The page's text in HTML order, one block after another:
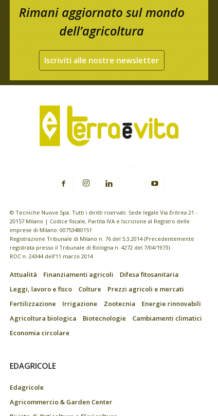
Rimani aggiornato sul mondo
dell’agricoltura
Iscriviti alle nostre newsletter
© Tecniche Nuove Spa. Tutti i diritti riservati. Sede legale Via Eritrea 21 -
20157 Milano | Codice fiscale, Partita IVA e Iscrizione al Registro delle
imprese di Milano: 00753480151
Registrazione Tribunale di Milano n. 76 del 5.3.2014 (Precedentemente
registrata presso il Tribunale di Bologna n. 4272 del 7/04/1973)
ROC n. 24344 dell’11 marzo 2014
Attualità Finanziamenti agricoli
Difesa fitosanitaria
Leggi, lavoro e fisco
Colture
Prezzi agricoli e mercati
Fertilizzazione
Irrigazione Zootecnia
Energie rinnovabili
Agricoltura biologica
Biotecnologie
Cambiamenti climatici
Economia circolare
EDAGRICOLE
Edagricole
Agricommercio & Garden Center